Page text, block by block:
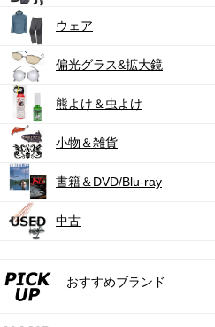
ウェア
偏光グラス&拡大鏡
熊よけ＆虫よけ
小物＆雑貨
書籍＆DVD/Blu-ray
中古
おすすめブランド